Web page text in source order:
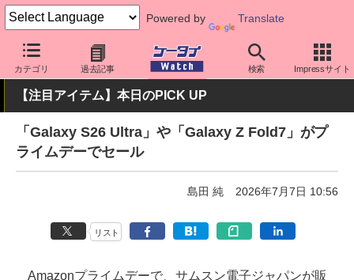
Powered by Translate
カテゴリ 過去記事 検索 Impressサイト
ケータイ Watch キャリア ドコモ
【注目アイテム】本日のPICK UP
「Galaxy S26 Ultra」や「Galaxy Z Fold7」がプ
ライムデーでセール
島田 純 2026年7月7日 10:56
リスト
Amazonプライムデーで、サムスン電子ジャパンが販